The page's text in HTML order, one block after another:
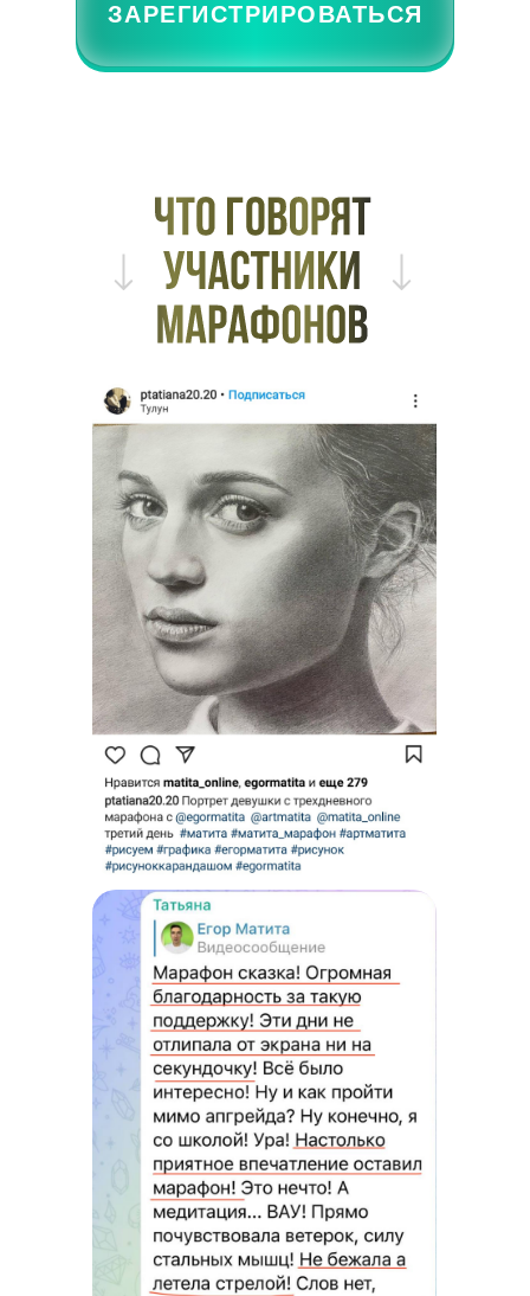
ЗАРЕГИСТРИРОВАТЬСЯ